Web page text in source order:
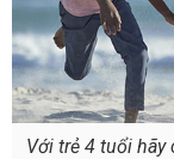
Với trẻ 4 tuổi